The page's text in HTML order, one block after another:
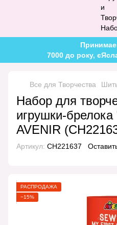
7000 до року,
Все для Творчества
Набор для
игрушки-брелока
AVENIR
Артикул: CH221637
РАСПРОДАЖА
−15%